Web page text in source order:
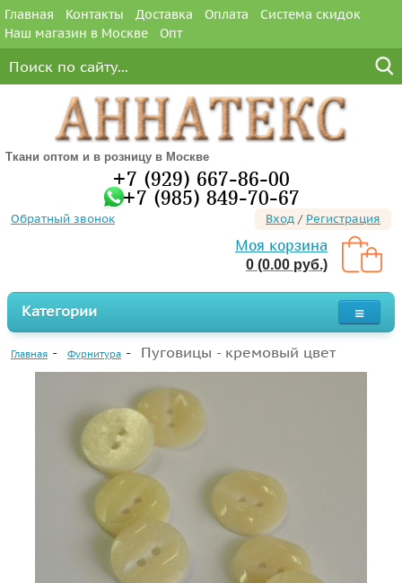
Главная Контакты Доставка Оплата
Система скидок
Наш магазин в Москве
Опт
Ткани оптом и в розницу в Москве
+7 (929) 667-86-00
+7 (985) 849-70-67
Обратный звонок Вход / Регистрация
Моя корзина
0 (0.00 руб.)
Категории
Главная Фурнитура Пуговицы - кремовый цвет